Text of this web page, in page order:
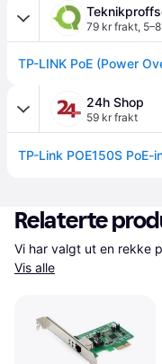
79 kr frakt,
TP-LINK PoE (Power
24h Shop
59 kr frakt
Relaterte
Vis alle